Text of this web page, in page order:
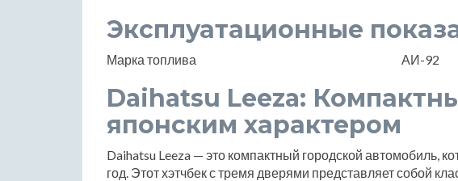
Эксплуатационные
Марка топлива АИ-92
Daihatsu Leeza:
японским характером
Daihatsu Leeza — это компактный городской автомобиль,
год. Этот хэтчбек с тремя дверями представляет собой